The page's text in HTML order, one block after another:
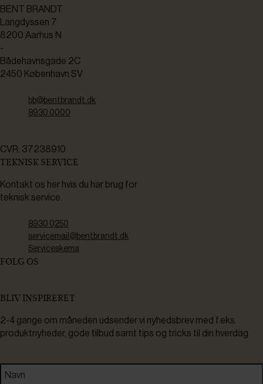
BENT BRANDT
Langdyssen 7
8200 Aarhus N
-
Bådehavnsgade 2C
2450 København SV
bb@bentbrandt.dk
8930 0000
CVR: 37238910
TEKNISK SERVICE
Kontakt os her hvis du har brug for
teknisk service.
8930 0250
servicemail@bentbrandt.dk
Serviceskema
FØLG OS
BLIV INSPIRERET
2-4 gange om måneden udsender vi nyhedsbrev med f.eks.
produktnyheder, gode tilbud samt tips og tricks til din hverdag.